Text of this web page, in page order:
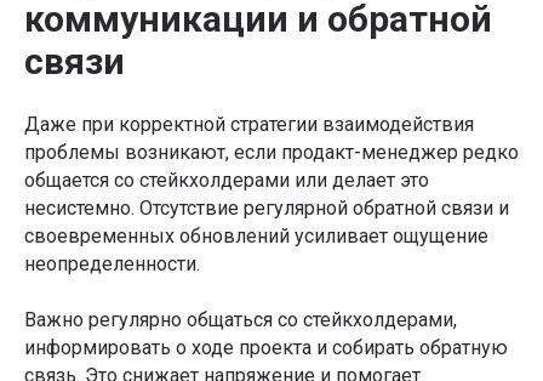
коммуникации и обратной
связи
Даже при корректной стратегии взаимодействия
проблемы возникают, если продакт-менеджер редко
общается со стейкхолдерами или делает это
несистемно. Отсутствие регулярной обратной связи и
своевременных обновлений усиливает ощущение
неопределенности.
Важно регулярно общаться со стейкхолдерами,
информировать о ходе проекта и собирать обратную
связь. Это снижает напряжение и помогает